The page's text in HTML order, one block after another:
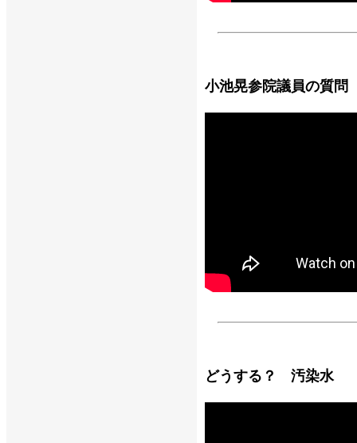
小池晃参院議員の質問
どうする？ 汚染水